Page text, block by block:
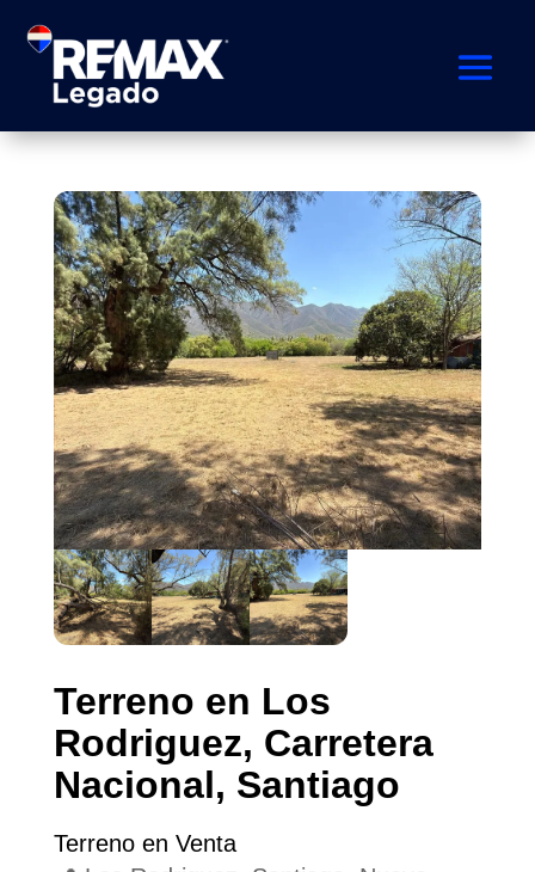
Terreno en Los
Rodriguez, Carretera
Nacional, Santiago
Terreno en Venta